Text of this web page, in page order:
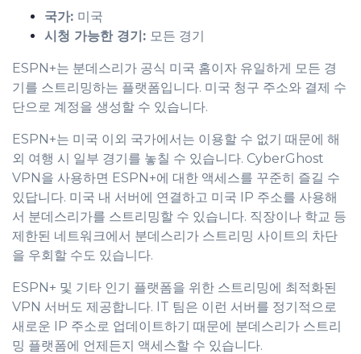
국가: 미국
시청 가능한 경기: 모든 경기
ESPN+는 분데스리가 공식 미국 홈이자 유일하게 모든 경
기를 스트리밍하는 플랫폼입니다. 미국 청구 주소와 결제 수
단으로 계정을 생성할 수 있습니다.
ESPN+는 미국 이외 국가에서는 이용할 수 없기 때문에 해
외 여행 시 일부 경기를 놓칠 수 있습니다. CyberGhost
VPN을 사용하면 ESPN+에 대한 액세스를 꾸준히 즐길 수
있답니다. 미국 내 서버에 연결하고 미국 IP 주소를 사용해
서 분데스리가를 스트리밍할 수 있습니다. 직장이나 학교 등
제한된 네트워크에서 분데스리가 스트리밍 사이트의 차단
을 우회할 수도 있습니다.
ESPN+ 및 기타 인기 플랫폼을 위한 스트리밍에 최적화된
VPN 서버도 제공합니다. IT 팀은 이런 서버를 정기적으로
새로운 IP 주소로 업데이트하기 때문에 분데스리가 스트리
밍 플랫폼에 언제든지 액세스할 수 있습니다.